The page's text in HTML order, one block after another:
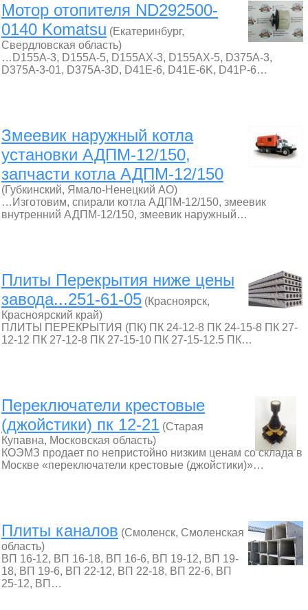
Мотор отопителя ND292500-
0140 Komatsu (Екатеринбург,
Свердловская область)
…D155A-3, D155A-5, D155AX-3, D155AX-5, D375A-3,
D375A-3-01, D375A-3D, D41E-6, D41E-6K, D41P-6…
Змеевик наружный котла
установки АДПМ-12/150,
запчасти котла АДПМ-12/150
(Губкинский, Ямало-Ненецкий АО)
…Изготовим, спирали котла АДПМ-12/150, змеевик
внутренний АДПМ-12/150, змеевик наружный…
Плиты Перекрытия ниже цены
завода...251-61-05 (Красноярск,
Красноярский край)
ПЛИТЫ ПЕРЕКРЫТИЯ (ПК) ПК 24-12-8 ПК 24-15-8 ПК 27-
12-12 ПК 27-12-8 ПК 27-15-10 ПК 27-15-12.5 ПК…
Переключатели крестовые
(джойстики) пк 12-21 (Старая
Купавна, Московская область)
КОЭМЗ продает по непристойно низким ценам со склада в
Москве «переключатели крестовые (джойстики)»…
Плиты каналов (Смоленск, Смоленская
область)
ВП 16-12, ВП 16-18, ВП 16-6, ВП 19-12, ВП 19-
18, ВП 19-6, ВП 22-12, ВП 22-18, ВП 22-6, ВП
25-12, ВП…